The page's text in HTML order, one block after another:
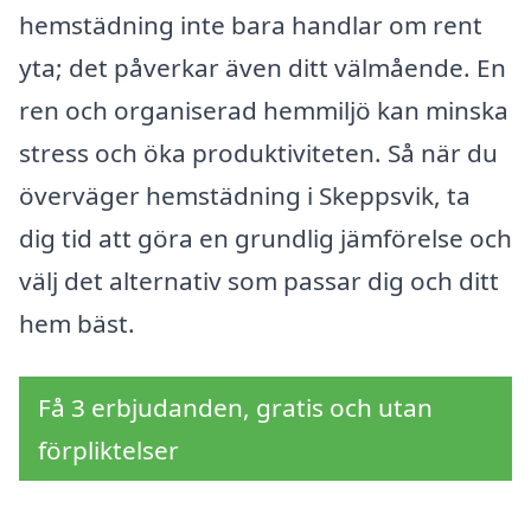
hemstädning inte bara handlar om rent
yta; det påverkar även ditt välmående. En
ren och organiserad hemmiljö kan minska
stress och öka produktiviteten. Så när du
överväger hemstädning i Skeppsvik, ta
dig tid att göra en grundlig jämförelse och
välj det alternativ som passar dig och ditt
hem bäst.
Få 3 erbjudanden, gratis och utan
förpliktelser